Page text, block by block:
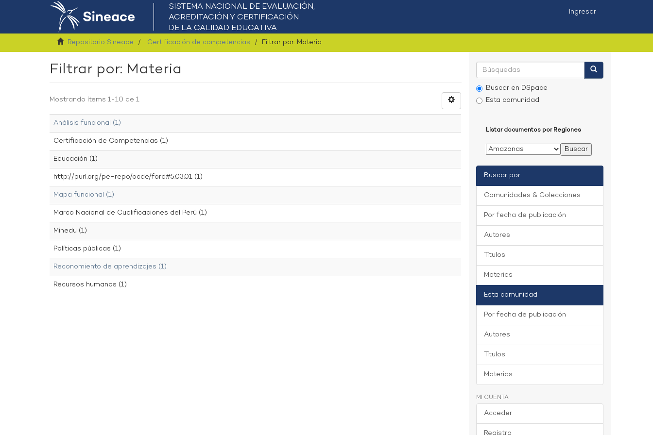
Ingresar
Repositorio Sineace Certificación de competencias Filtrar por: Materia
Filtrar por: Materia
Mostrando ítems 1-10 de 1
Análisis funcional (1)
Certificación de Competencias (1)
Educación (1)
http://purl.org/pe-repo/ocde/ford#5.03.01 (1)
Mapa funcional (1)
Marco Nacional de Cualificaciones del Perú (1)
Minedu (1)
Políticas públicas (1)
Reconomiento de aprendizajes (1)
Recursos humanos (1)
Buscar en DSpace
Esta comunidad
Listar documentos por Regiones
Buscar por
Comunidades & Colecciones
Por fecha de publicación
Autores
Títulos
Materias
Esta comunidad
Por fecha de publicación
Autores
Títulos
Materias
MI CUENTA
Acceder